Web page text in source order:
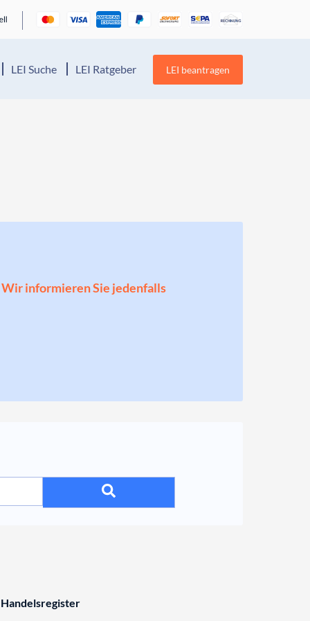
LEI Suche LEI Ratgeber LEI beantragen
Wir informieren Sie jedenfalls